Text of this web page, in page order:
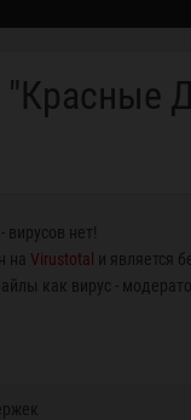
"Красные
вирусов нет!
на Virustotal и является
как вирус -